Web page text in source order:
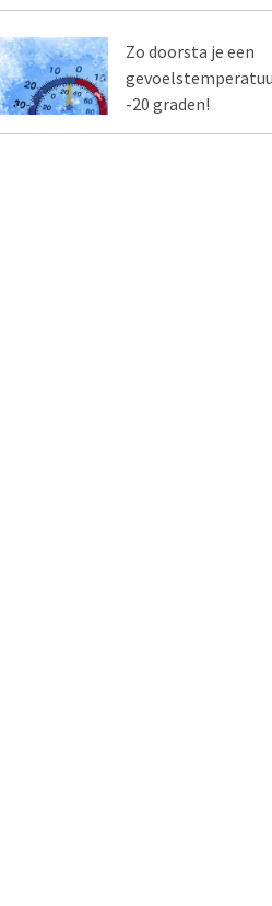
Zo doorsta je een
-20 graden!